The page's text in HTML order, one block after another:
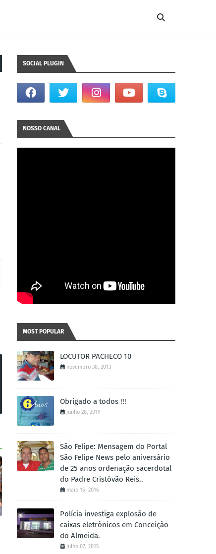
SOCIAL PLUGIN
NOSSO CANAL
MOST POPULAR
LOCUTOR PACHECO 10
novembro 30, 2013
Obrigado a todos !!!
junho 28, 2019
São Felipe: Mensagem do Portal
São Felipe News pelo aniversário
de 25 anos ordenação sacerdotal
do Padre Cristóvão Reis..
maio 15, 2016
Polícia investiga explosão de
caixas eletrônicos em Conceição
do Almeida.
julho 07, 2015